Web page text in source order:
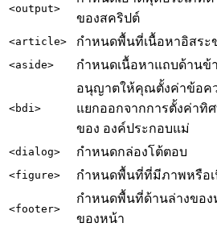
<output>
ของสคริปต์
<article> กำหนดพื้นที่เนื้อหาอิสระ
<aside> กำหนดเนื้อหาแถบด้านข้
<bdi>
อนุญาตให้คุณตั้งค่าข้อค
แยกออกจากการตั้งค่าทิ
ของ องค์ประกอบแม่
<dialog> กำหนดกล่องโต้ตอบ
<figure> กำหนดพื้นที่ที่มีภาพหรือ
<footer>
กำหนดพื้นที่ด้านล่างขอ
ของหน้า